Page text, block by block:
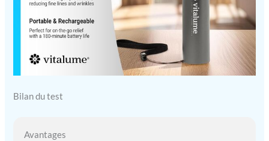
Bilan du test
Avantages